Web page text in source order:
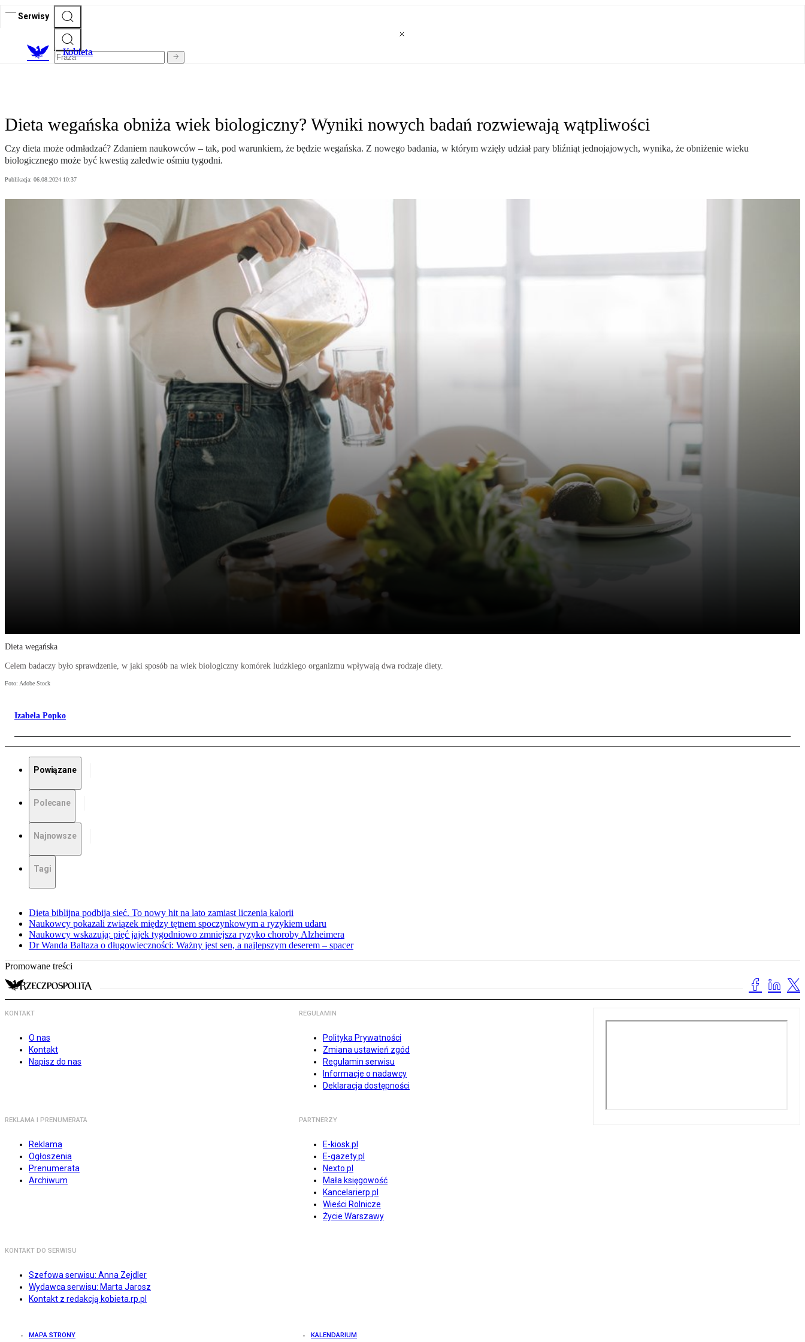
Serwisy
Kobieta
Dieta wegańska obniża wiek biologiczny? Wyniki nowych badań rozwiewają wątpliwości
Czy dieta może odmładzać? Zdaniem naukowców – tak, pod warunkiem, że będzie wegańska. Z nowego badania, w którym wzięły udział pary bliźniąt jednojajowych, wynika, że obniżenie wieku
biologicznego może być kwestią zaledwie ośmiu tygodni.
Publikacja: 06.08.2024 10:37
Dieta wegańska
Celem badaczy było sprawdzenie, w jaki sposób na wiek biologiczny komórek ludzkiego organizmu wpływają dwa rodzaje diety.
Foto: Adobe Stock
Izabela Popko
Powiązane
Polecane
Najnowsze
Tagi
Dieta biblijna podbija sieć. To nowy hit na lato zamiast liczenia kalorii
Naukowcy pokazali związek między tętnem spoczynkowym a ryzykiem udaru
Naukowcy wskazują: pięć jajek tygodniowo zmniejsza ryzyko choroby Alzheimera
Dr Wanda Baltaza o długowieczności: Ważny jest sen, a najlepszym deserem – spacer
Promowane treści
KONTAKT
O nas
Kontakt
Napisz do nas
REGULAMIN
Polityka Prywatności
Zmiana ustawień zgód
Regulamin serwisu
Informacje o nadawcy
Deklaracja dostępności
REKLAMA I PRENUMERATA
Reklama
Ogłoszenia
Prenumerata
Archiwum
PARTNERZY
E-kiosk.pl
E-gazety.pl
Nexto.pl
Mała księgowość
Kancelarierp.pl
Wieści Rolnicze
Życie Warszawy
KONTAKT DO SERWISU
Szefowa serwisu: Anna Zejdler
Wydawca serwisu: Marta Jarosz
Kontakt z redakcją kobieta.rp.pl
MAPA STRONY KALENDARIUM